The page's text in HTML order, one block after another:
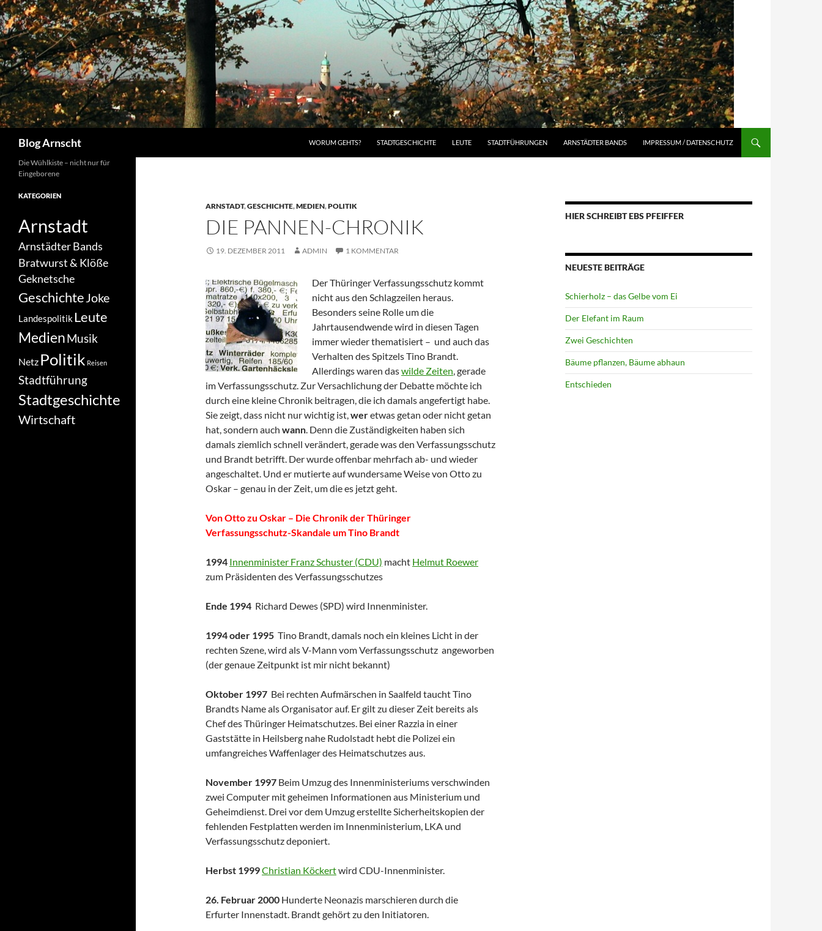
Zum
Inhalt
springen
Blog Arnscht WORUM GEHTS? STADTGESCHICHTE LEUTE STADTFÜHRUNGEN ARNSTÄDTER BANDS IMPRESSUM / DATENSCHUTZ
ARNSTADT,GESCHICHTE,MEDIEN,POLITIK
DIE PANNEN-CHRONIK
19. DEZEMBER 2011 ADMIN 1 KOMMENTAR
Der Thüringer Verfassungsschutz kommt
nicht aus den Schlagzeilen heraus.
Besonders seine Rolle um die
Jahrtausendwende wird in diesen Tagen
immer wieder thematisiert – und auch das
Verhalten des Spitzels Tino Brandt.
Allerdings waren daswilde Zeiten, gerade
im Verfassungsschutz. Zur Versachlichung der Debatte möchte ich
durch eine kleine Chronik beitragen, die ich damals angefertigt habe.
Sie zeigt, dass nicht nur wichtig ist,weretwas getan oder nicht getan
hat, sondern auch wann. Denn die Zuständigkeiten haben sich
damals ziemlich schnell verändert, gerade was den Verfassungsschutz
und Brandt betrifft. Der wurde offenbar mehrfach ab- und wieder
angeschaltet. Und er mutierte auf wundersame Weise von Otto zu
Oskar – genau in der Zeit, um die es jetzt geht.
Von Otto zu Oskar – Die Chronik der Thüringer
Verfassungsschutz-Skandale um Tino Brandt
1994 Innenminister Franz Schuster (CDU) macht Helmut Roewer
zum Präsidenten des Verfassungsschutzes
Ende 1994 Richard Dewes (SPD) wird Innenminister.
1994 oder 1995 Tino Brandt, damals noch ein kleines Licht in der
rechten Szene, wird als V-Mann vom Verfassungsschutz angeworben
(der genaue Zeitpunkt ist mir nicht bekannt)
Oktober 1997 Bei rechten Aufmärschen in Saalfeld taucht Tino
Brandts Name als Organisator auf. Er gilt zu dieser Zeit bereits als
Chef des Thüringer Heimatschutzes. Bei einer Razzia in einer
Gaststätte in Heilsberg nahe Rudolstadt hebt die Polizei ein
umfangreiches Waffenlager des Heimatschutzes aus.
November 1997 Beim Umzug des Innenministeriums verschwinden
zwei Computer mit geheimen Informationen aus Ministerium und
Geheimdienst. Drei vor dem Umzug erstellte Sicherheitskopien der
fehlenden Festplatten werden im Innenministerium, LKA und
Verfassungsschutz deponiert.
Herbst 1999Christian Köckertwird CDU-Innenminister.
26. Februar 2000 Hunderte Neonazis marschieren durch die
Erfurter Innenstadt. Brandt gehört zu den Initiatoren.
HIER SCHREIBT EBS PFEIFFER
NEUESTE BEITRÄGE
Schierholz – das Gelbe vom Ei
Der Elefant im Raum
Zwei Geschichten
Bäume pflanzen, Bäume abhaun
Entschieden
Die Wühlkiste – nicht nur für
Eingeborene
KATEGORIEN
Arnstadt
Arnstädter Bands
Bratwurst & Klöße
Geknetsche
GeschichteJoke
LandespolitikLeute
MedienMusik
Netz Politik Reisen
Stadtführung
Stadtgeschichte
Wirtschaft